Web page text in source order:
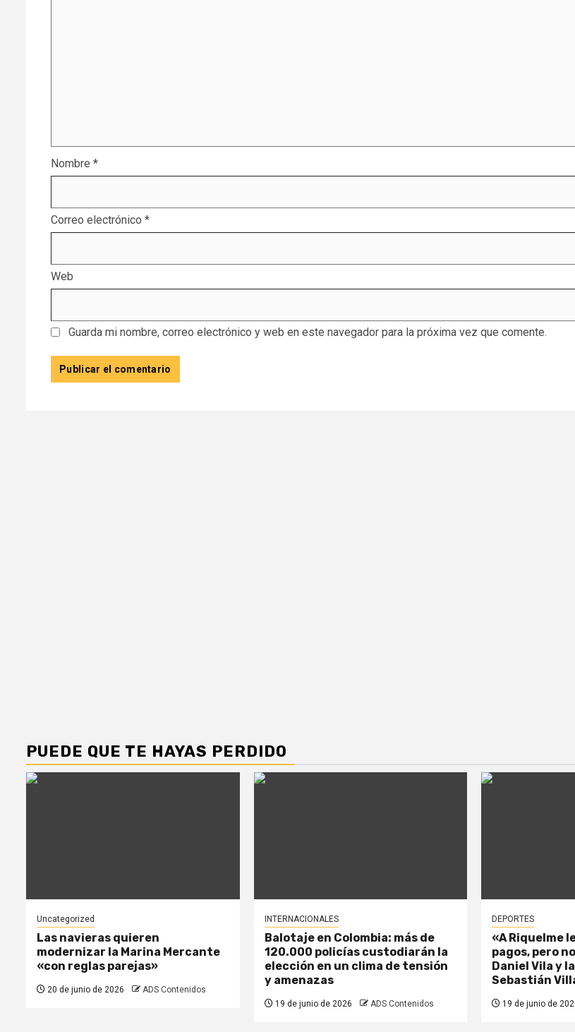
Nombre *
Correo electrónico *
Web
Guarda mi nombre, correo electrónico y web en este navegador para la próxima vez que comente.
PUEDE QUE TE HAYAS PERDIDO
Uncategorized
Las navieras quieren
modernizar la Marina Mercante
«con reglas parejas»
20 de junio de 2026 ADS Contenidos
INTERNACIONALES
Balotaje en Colombia: más de
120.000 policías custodiarán la
elección en un clima de tensión
y amenazas
19 de junio de 2026 ADS Contenidos
DEPORTES
«A Riquelme
pagos, pero
Daniel Vila y
Sebastián
19 de junio de